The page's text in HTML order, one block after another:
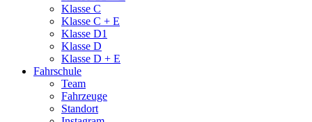
Klasse C
Klasse C + E
Klasse D1
Klasse D
Klasse D + E
Fahrschule
Team
Fahrzeuge
Standort